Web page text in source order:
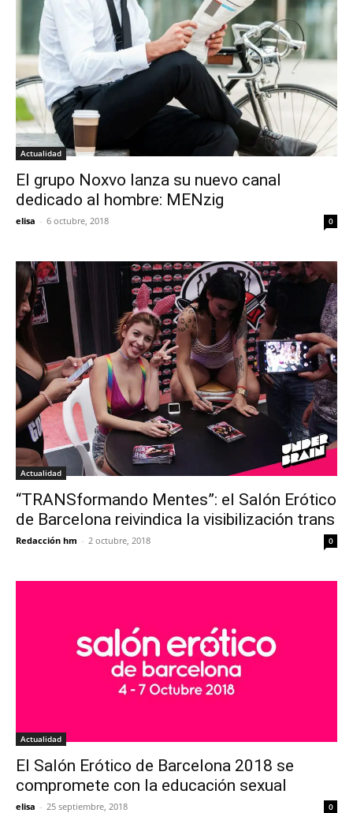
Actualidad
El grupo Noxvo lanza su nuevo canal
dedicado al hombre: MENzig
elisa - 6 octubre, 2018 0
Actualidad
“TRANSformando Mentes”: el Salón Erótico
de Barcelona reivindica la visibilización trans
Redacción hm - 2 octubre, 2018 0
Actualidad
El Salón Erótico de Barcelona 2018 se
compromete con la educación sexual
elisa - 25 septiembre, 2018 0